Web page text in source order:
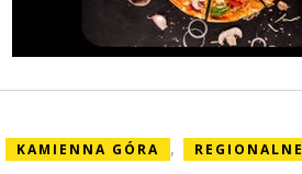
KAMIENNA GÓRA , REGIONALNE